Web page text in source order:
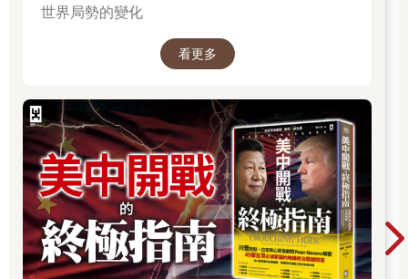
世界局勢的變化
看更多